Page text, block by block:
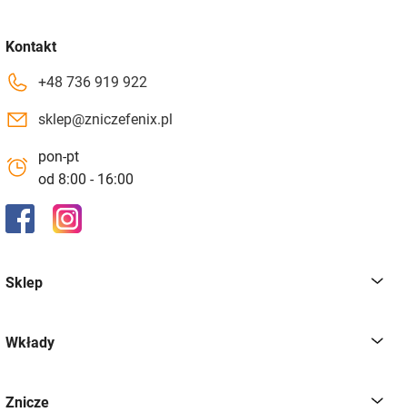
Kontakt
+48 736 919 922
sklep@zniczefenix.pl
pon-pt
od 8:00 - 16:00
Sklep
Wkłady
Znicze